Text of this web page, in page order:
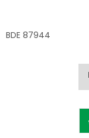
BDE 87944